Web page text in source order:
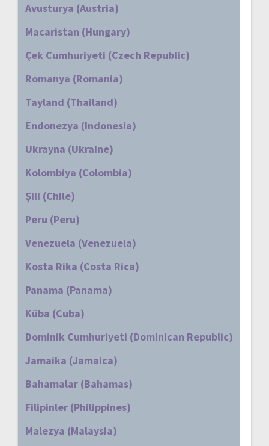
Avusturya (Austria)
Macaristan (Hungary)
Çek Cumhuriyeti (Czech Republic)
Romanya (Romania)
Tayland (Thailand)
Endonezya (Indonesia)
Ukrayna (Ukraine)
Kolombiya (Colombia)
Şili (Chile)
Peru (Peru)
Venezuela (Venezuela)
Kosta Rika (Costa Rica)
Panama (Panama)
Küba (Cuba)
Dominik Cumhuriyeti (Dominican Republic)
Jamaika (Jamaica)
Bahamalar (Bahamas)
Filipinler (Philippines)
Malezya (Malaysia)